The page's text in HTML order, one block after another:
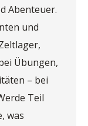
Abenteuer.
und
Übungen,
– bei
Teil
was